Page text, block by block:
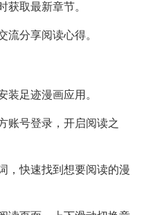
获取最新章节。
流分享阅读心得。
装足迹漫画应用。
账号登录，开启阅读之
，快速找到想要阅读的漫